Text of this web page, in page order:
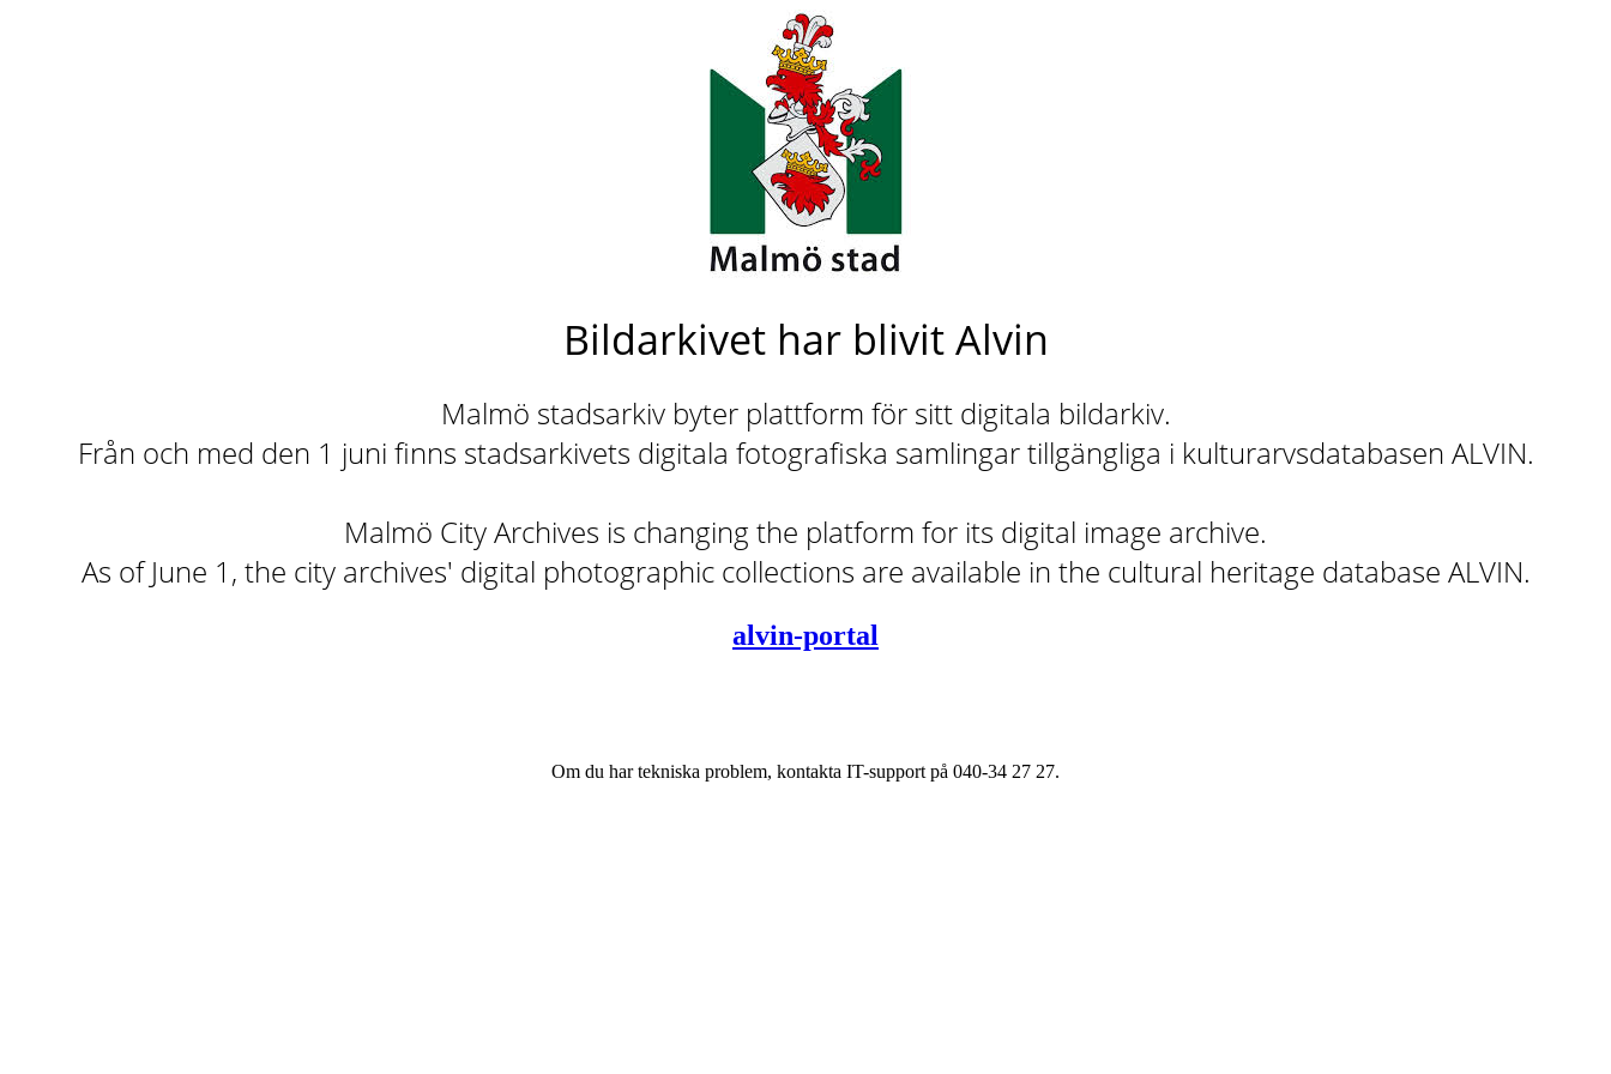
Bildarkivet har blivit Alvin
Malmö stadsarkiv byter plattform för sitt digitala bildarkiv.
Från och med den 1 juni finns stadsarkivets digitala fotografiska samlingar tillgängliga i kulturarvsdatabasen ALVIN.
Malmö City Archives is changing the platform for its digital image archive.
As of June 1, the city archives' digital photographic collections are available in the cultural heritage database ALVIN.
alvin-portal
Om du har tekniska problem, kontakta IT-support på 040-34 27 27.